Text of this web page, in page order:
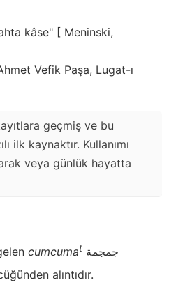
kâse" [ Meninski,
Vefik Paşa, Lugat-ı
geçmiş ve bu
ilk kaynaktır. Kullanımı
veya günlük hayatta
cumcumat
alıntıdır.